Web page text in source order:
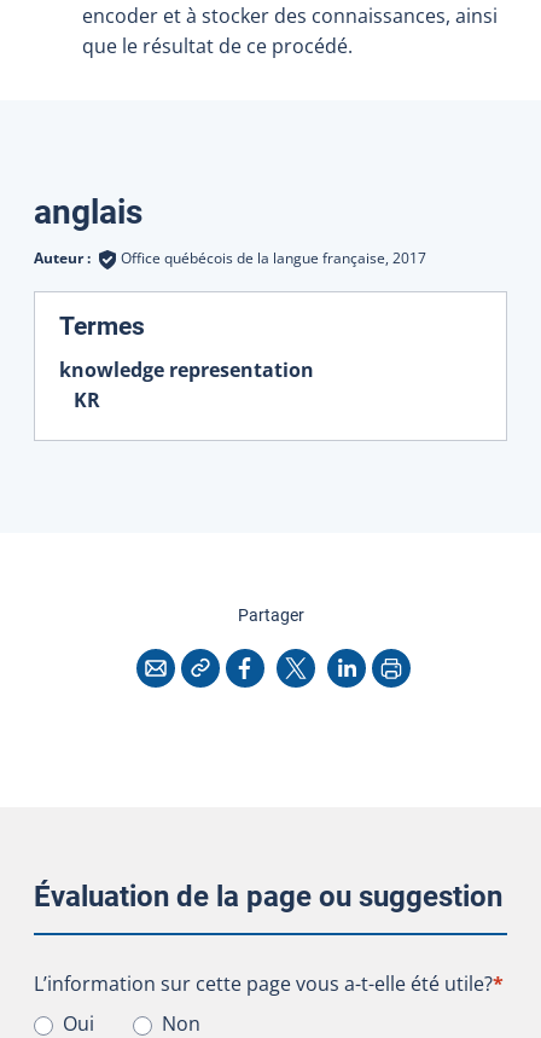
encoder et à stocker des connaissances, ainsi
que le résultat de ce procédé.
Traductions
anglais
Auteur : Office québécois de la langue française, 2017
Termes
knowledge representation
KR
Partagercette page
CourrielCopier l'adresse
Facebook
X LinkedInImprimer
Évaluation de la page ou suggestion
L’information sur cette page vous a-t-elle été utile?
L’information sur cette page vous a-t-elle été utile?*
Oui
Non